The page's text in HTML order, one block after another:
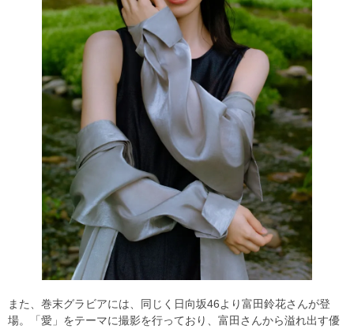
また、巻末グラビアには、同じく日向坂46より富田鈴花さんが登
場。「愛」をテーマに撮影を行っており、富田さんから溢れ出す優